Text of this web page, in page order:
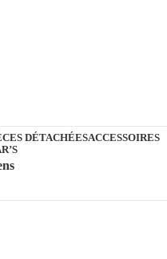
DÉTACHÉESACCESSOIRES